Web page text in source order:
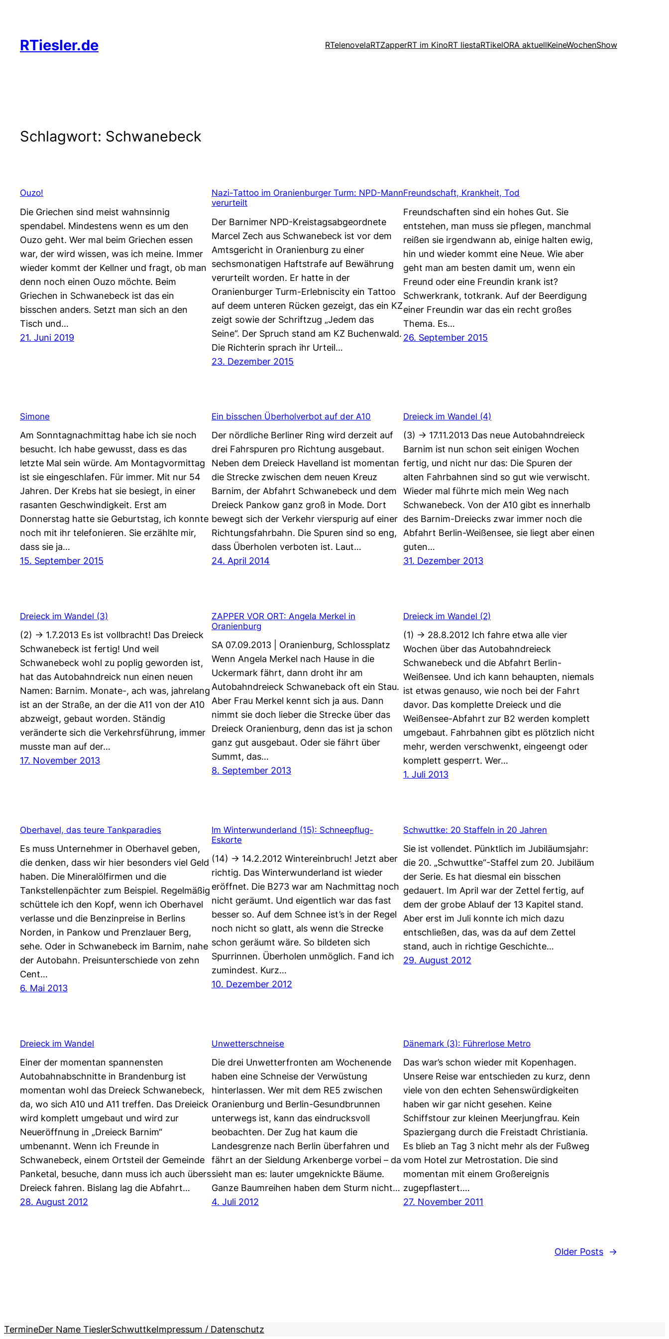
springen
RTiesler.de RTelenovelaRTZapperRT im KinoRT liestaRTikelORA aktuellKeineWochenShow
Schlagwort: Schwanebeck
Ouzo!
Die Griechen sind meist wahnsinnig
spendabel. Mindestens wenn es um den
Ouzo geht. Wer mal beim Griechen essen
war, der wird wissen, was ich meine. Immer
wieder kommt der Kellner und fragt, ob man
denn noch einen Ouzo möchte. Beim
Griechen in Schwanebeck ist das ein
bisschen anders. Setzt man sich an den
Tisch und…
21. Juni 2019
Nazi-Tattoo im Oranienburger Turm: NPD-Mann
verurteilt
Der Barnimer NPD-Kreistagsabgeordnete
Marcel Zech aus Schwanebeck ist vor dem
Amtsgericht in Oranienburg zu einer
sechsmonatigen Haftstrafe auf Bewährung
verurteilt worden. Er hatte in der
Oranienburger Turm-Erlebniscity ein Tattoo
auf deem unteren Rücken gezeigt, das ein KZ
zeigt sowie der Schriftzug „Jedem das
Seine“. Der Spruch stand am KZ Buchenwald.
Die Richterin sprach ihr Urteil…
23. Dezember 2015
Freundschaft, Krankheit, Tod
Freundschaften sind ein hohes Gut. Sie
entstehen, man muss sie pflegen, manchmal
reißen sie irgendwann ab, einige halten ewig,
hin und wieder kommt eine Neue. Wie aber
geht man am besten damit um, wenn ein
Freund oder eine Freundin krank ist?
Schwerkrank, totkrank. Auf der Beerdigung
einer Freundin war das ein recht großes
Thema. Es…
26. September 2015
Simone
Am Sonntagnachmittag habe ich sie noch
besucht. Ich habe gewusst, dass es das
letzte Mal sein würde. Am Montagvormittag
ist sie eingeschlafen. Für immer. Mit nur 54
Jahren. Der Krebs hat sie besiegt, in einer
rasanten Geschwindigkeit. Erst am
Donnerstag hatte sie Geburtstag, ich konnte
noch mit ihr telefonieren. Sie erzählte mir,
dass sie ja…
15. September 2015
Ein bisschen Überholverbot auf der A10
Der nördliche Berliner Ring wird derzeit auf
drei Fahrspuren pro Richtung ausgebaut.
Neben dem Dreieck Havelland ist momentan
die Strecke zwischen dem neuen Kreuz
Barnim, der Abfahrt Schwanebeck und dem
Dreieck Pankow ganz groß in Mode. Dort
bewegt sich der Verkehr vierspurig auf einer
Richtungsfahrbahn. Die Spuren sind so eng,
dass Überholen verboten ist. Laut…
24. April 2014
Dreieck im Wandel (4)
(3) -> 17.11.2013 Das neue Autobahndreieck
Barnim ist nun schon seit einigen Wochen
fertig, und nicht nur das: Die Spuren der
alten Fahrbahnen sind so gut wie verwischt.
Wieder mal führte mich mein Weg nach
Schwanebeck. Von der A10 gibt es innerhalb
des Barnim-Dreiecks zwar immer noch die
Abfahrt Berlin-Weißensee, sie liegt aber einen
guten…
31. Dezember 2013
Dreieck im Wandel (3)
(2) -> 1.7.2013 Es ist vollbracht! Das Dreieck
Schwanebeck ist fertig! Und weil
Schwanebeck wohl zu poplig geworden ist,
hat das Autobahndreick nun einen neuen
Namen: Barnim. Monate-, ach was, jahrelang
ist an der Straße, an der die A11 von der A10
abzweigt, gebaut worden. Ständig
veränderte sich die Verkehrsführung, immer
musste man auf der…
17. November 2013
ZAPPER VOR ORT: Angela Merkel in
Oranienburg
SA 07.09.2013 | Oranienburg, Schlossplatz
Wenn Angela Merkel nach Hause in die
Uckermark fährt, dann droht ihr am
Autobahndreieck Schwaneback oft ein Stau.
Aber Frau Merkel kennt sich ja aus. Dann
nimmt sie doch lieber die Strecke über das
Dreieck Oranienburg, denn das ist ja schon
ganz gut ausgebaut. Oder sie fährt über
Summt, das…
8. September 2013
Dreieck im Wandel (2)
(1) -> 28.8.2012 Ich fahre etwa alle vier
Wochen über das Autobahndreieck
Schwanebeck und die Abfahrt Berlin-
Weißensee. Und ich kann behaupten, niemals
ist etwas genauso, wie noch bei der Fahrt
davor. Das komplette Dreieck und die
Weißensee-Abfahrt zur B2 werden komplett
umgebaut. Fahrbahnen gibt es plötzlich nicht
mehr, werden verschwenkt, eingeengt oder
komplett gesperrt. Wer…
1. Juli 2013
Oberhavel, das teure Tankparadies
Es muss Unternehmer in Oberhavel geben,
die denken, dass wir hier besonders viel Geld
haben. Die Mineralölfirmen und die
Tankstellenpächter zum Beispiel. Regelmäßig
schüttele ich den Kopf, wenn ich Oberhavel
verlasse und die Benzinpreise in Berlins
Norden, in Pankow und Prenzlauer Berg,
sehe. Oder in Schwanebeck im Barnim, nahe
der Autobahn. Preisunterschiede von zehn
Cent…
6. Mai 2013
Im Winterwunderland (15): Schneepflug-
Eskorte
(14) -> 14.2.2012 Wintereinbruch! Jetzt aber
richtig. Das Winterwunderland ist wieder
eröffnet. Die B273 war am Nachmittag noch
nicht geräumt. Und eigentlich war das fast
besser so. Auf dem Schnee ist’s in der Regel
noch nicht so glatt, als wenn die Strecke
schon geräumt wäre. So bildeten sich
Spurrinnen. Überholen unmöglich. Fand ich
zumindest. Kurz…
10. Dezember 2012
Schwuttke: 20 Staffeln in 20 Jahren
Sie ist vollendet. Pünktlich im Jubiläumsjahr:
die 20. „Schwuttke“-Staffel zum 20. Jubiläum
der Serie. Es hat diesmal ein bisschen
gedauert. Im April war der Zettel fertig, auf
dem der grobe Ablauf der 13 Kapitel stand.
Aber erst im Juli konnte ich mich dazu
entschließen, das, was da auf dem Zettel
stand, auch in richtige Geschichte…
29. August 2012
Dreieck im Wandel
Einer der momentan spannensten
Autobahnabschnitte in Brandenburg ist
momentan wohl das Dreieck Schwanebeck,
da, wo sich A10 und A11 treffen. Das Dreieick
wird komplett umgebaut und wird zur
Neueröffnung in „Dreieck Barnim“
umbenannt. Wenn ich Freunde in
Schwanebeck, einem Ortsteil der Gemeinde
Panketal, besuche, dann muss ich auch übers
Dreieck fahren. Bislang lag die Abfahrt…
28. August 2012
Unwetterschneise
Die drei Unwetterfronten am Wochenende
haben eine Schneise der Verwüstung
hinterlassen. Wer mit dem RE5 zwischen
Oranienburg und Berlin-Gesundbrunnen
unterwegs ist, kann das eindrucksvoll
beobachten. Der Zug hat kaum die
Landesgrenze nach Berlin überfahren und
fährt an der Sieldung Arkenberge vorbei – da
sieht man es: lauter umgeknickte Bäume.
Ganze Baumreihen haben dem Sturm nicht…
4. Juli 2012
Dänemark (3): Führerlose Metro
Das war’s schon wieder mit Kopenhagen.
Unsere Reise war entschieden zu kurz, denn
viele von den echten Sehenswürdigkeiten
haben wir gar nicht gesehen. Keine
Schiffstour zur kleinen Meerjungfrau. Kein
Spaziergang durch die Freistadt Christiania.
Es blieb an Tag 3 nicht mehr als der Fußweg
vom Hotel zur Metrostation. Die sind
momentan mit einem Großereignis
zugepflastert.…
27. November 2011
Older Posts →
TermineDer Name TieslerSchwuttkeImpressum / Datenschutz